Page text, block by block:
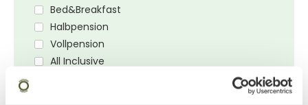
Bed&Breakfast
Halbpension
Vollpension
All Inclusive